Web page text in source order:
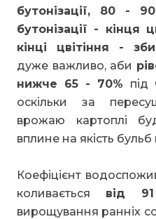
бутонізації, 80 -
бутонізації - кінця
кінці цвітіння -
дуже важливо, аби
нижче 65 - 70% під
оскільки за
врожаю картоплі
вплине на якість
Коефіцієнт
коливається від
вирощування ранніх